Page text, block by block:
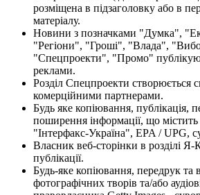
розміщена в підзаголовку або в
матеріалу.
Новини з позначками "Думка",
"Регіони", "Гроші", "Влада",
"Спецпроекти", "Промо"
реклами.
Розділ Спецпроекти створюється
комерційними партнерами.
Будь яке копіювання, публікація,
поширення інформації, що
"Інтерфакс-Україна", EPA / UPG,
Власник веб-сторінки в розділі
публікації.
Будь-яке копіювання, передрук та
фотографічних творів та/або